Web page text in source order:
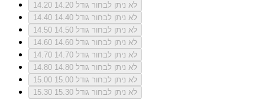
14.20
לא ניתן לבחור גודל 14.20
14.40
לא ניתן לבחור גודל 14.40
14.50
לא ניתן לבחור גודל 14.50
14.60
לא ניתן לבחור גודל 14.60
14.70
לא ניתן לבחור גודל 14.70
14.80
לא ניתן לבחור גודל 14.80
15.00
לא ניתן לבחור גודל 15.00
15.30
לא ניתן לבחור גודל 15.30